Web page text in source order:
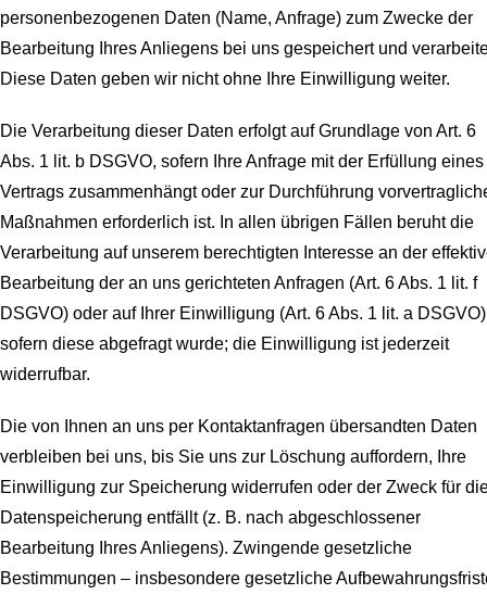
personenbezogenen Daten (Name, Anfrage) zum Zwecke der
Bearbeitung Ihres Anliegens bei uns gespeichert und
Diese Daten geben wir nicht ohne Ihre Einwilligung weiter.
Die Verarbeitung dieser Daten erfolgt auf Grundlage von Art. 6
Abs. 1 lit. b DSGVO, sofern Ihre Anfrage mit der Erfüllung eines
Vertrags zusammenhängt oder zur Durchführung
Maßnahmen erforderlich ist. In allen übrigen Fällen beruht die
Verarbeitung auf unserem berechtigten Interesse an der
Bearbeitung der an uns gerichteten Anfragen (Art. 6 Abs. 1 lit. f
DSGVO) oder auf Ihrer Einwilligung (Art. 6 Abs. 1 lit. a DSGVO)
sofern diese abgefragt wurde; die Einwilligung ist jederzeit
widerrufbar.
Die von Ihnen an uns per Kontaktanfragen übersandten Daten
verbleiben bei uns, bis Sie uns zur Löschung auffordern, Ihre
Einwilligung zur Speicherung widerrufen oder der Zweck für
Datenspeicherung entfällt (z. B. nach abgeschlossener
Bearbeitung Ihres Anliegens). Zwingende gesetzliche
Bestimmungen – insbesondere gesetzliche